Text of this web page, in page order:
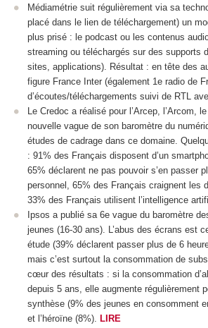
Médiamétrie suit régulièrement via sa
placé dans le lien de téléchargement) un
plus prisé : le podcast ou les contenus
streaming ou téléchargés sur des supports
sites, applications). Résultat : en tête des
figure France Inter (également 1e radio de
d’écoutes/téléchargements suivi de RTL
Le Credoc a réalisé pour l’Arcep, l’Arcom,
nouvelle vague de son baromètre du
études de cadrage dans ce domaine.
: 91% des Français disposent d’un
65% déclarent ne pas pouvoir s’en passer
personnel, 65% des Français craignent les
33% des Français utilisent l’intelligence
Ipsos a publié sa 6e vague du baromètre
jeunes (16-30 ans). L’abus des écrans est
étude (39% déclarent passer plus de 6
mais c’est surtout la consommation de
cœur des résultats : si la consommation
depuis 5 ans, elle augmente régulièrement
synthèse (9% des jeunes en consomment
et l’héroïne (8%).
LIRE